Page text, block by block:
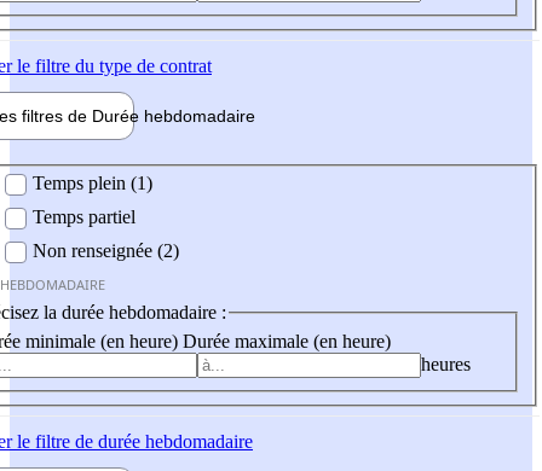
le filtre du type de contrat
filtres de Durée hebdomadaire
Temps plein (1)
Temps partiel
Non renseignée (2)
la durée hebdomadaire :
minimale (en heure) Durée maximale (en heure)
heures
le filtre de durée hebdomadaire